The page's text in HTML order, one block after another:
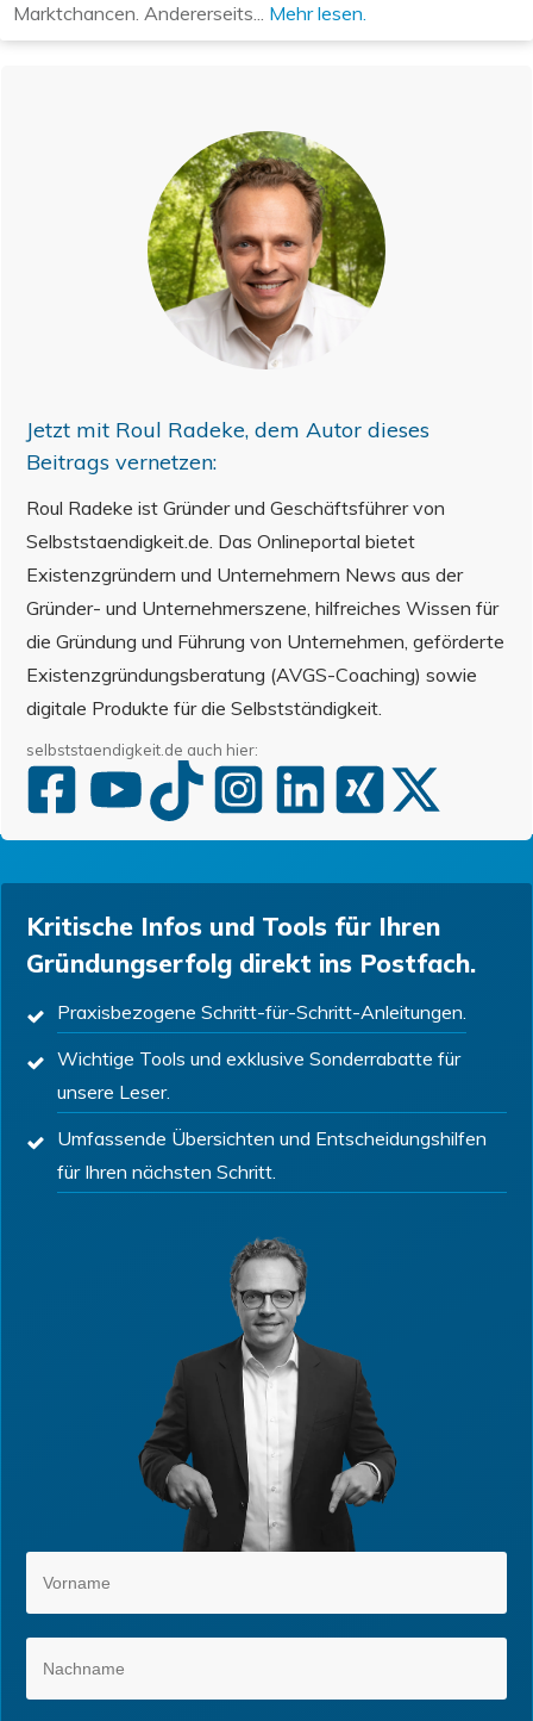
Marktchancen. Andererseits... Mehr lesen.
Jetzt mit Roul Radeke, dem Autor dieses
Beitrags vernetzen:
Roul Radeke ist Gründer und Geschäftsführer von
Selbststaendigkeit.de. Das Onlineportal bietet
Existenzgründern und Unternehmern News aus der
Gründer- und Unternehmerszene, hilfreiches Wissen für
die Gründung und Führung von Unternehmen, geförderte
Existenzgründungsberatung (AVGS-Coaching) sowie
digitale Produkte für die Selbstständigkeit.
selbststaendigkeit.de auch hier:
Kritische Infos und Tools für Ihren
Gründungserfolg direkt ins Postfach.
Praxisbezogene Schritt-für-Schritt-Anleitungen.
Wichtige Tools und exklusive Sonderrabatte für
unsere Leser.
Umfassende Übersichten und Entscheidungshilfen
für Ihren nächsten Schritt.